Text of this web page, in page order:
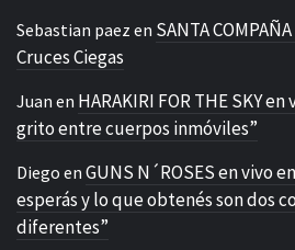
Sebastian paez en SANTA
Cruces Ciegas
Juan en HARAKIRI FOR THE SKY
grito entre cuerpos inmóviles”
Diego en GUNS N´ROSES en vivo
esperás y lo que obtenés son dos
diferentes”